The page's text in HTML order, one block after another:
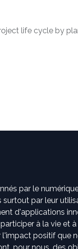
life cycle by
par le
par leur
d'applications
à la vie et à
positif que